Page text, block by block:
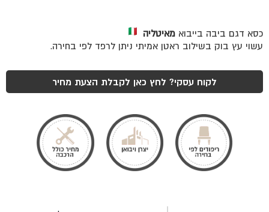
כסא דגם ביבה בייבוא מאיטליה
עשוי עץ בוק בשילוב ראטן אמיתי ניתן לרפד לפי בחירה.
לקוח עסקי? לחץ כאן לקבלת הצעת מחיר